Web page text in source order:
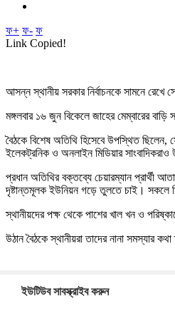
ফ+ ফ- ফ
Link Copied!
আসন্ন স্থানীয় সরকার নির্বাচনকে সামনে রেখে
মঙ্গলবার ১৬ জুন বিকেলে জাহের মেম্বারের
বৈঠকে বিশেষ অতিথি হিসেবে উপস্থিত ছিলেন,
ইলেকট্রনিক ও অনলাইন মিডিয়ার
প্রধান অতিথির বক্তব্যে চেয়ারম্যান প্রার্থী
দৃষ্টান্তমূলক ইউনিয়ন গড়ে তুলতে চাই। সকলে
স্থানীয়দের পক্ষ থেকে পাশের খাল খন ও
উঠান বৈঠকে স্থানীয়রা তাদের নানা সমস্যার
ইউটিউব সাবস্ক্রাইব করুন